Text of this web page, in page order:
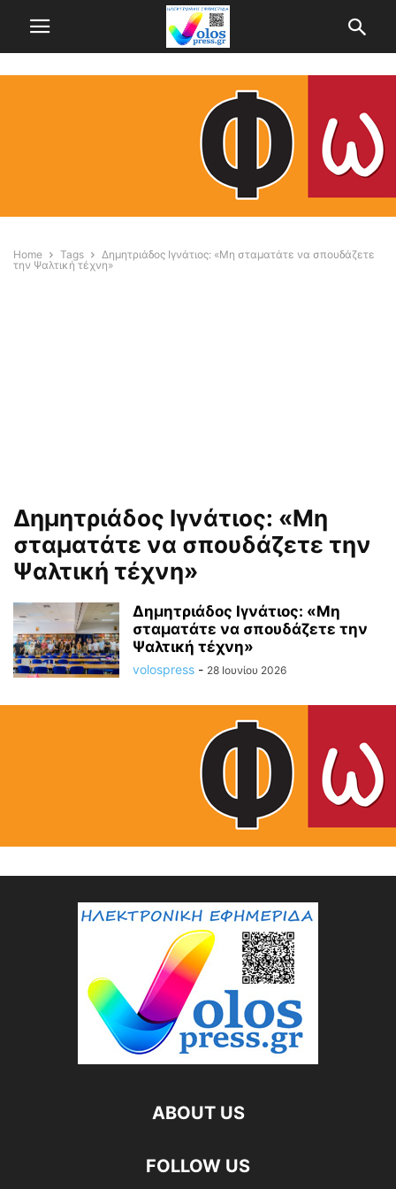
Home Tags
Δημητριάδος Ιγνάτιος: «Μη σταματάτε να σπουδάζετε
την Ψαλτική τέχνη»
Δημητριάδος Ιγνάτιος: «Μη
σταματάτε να σπουδάζετε την
Ψαλτική τέχνη»
Δημητριάδος Ιγνάτιος: «Μη
σταματάτε να σπουδάζετε την
Ψαλτική τέχνη»
volospress - 28 Ιουνίου 2026
ABOUT US
FOLLOW US